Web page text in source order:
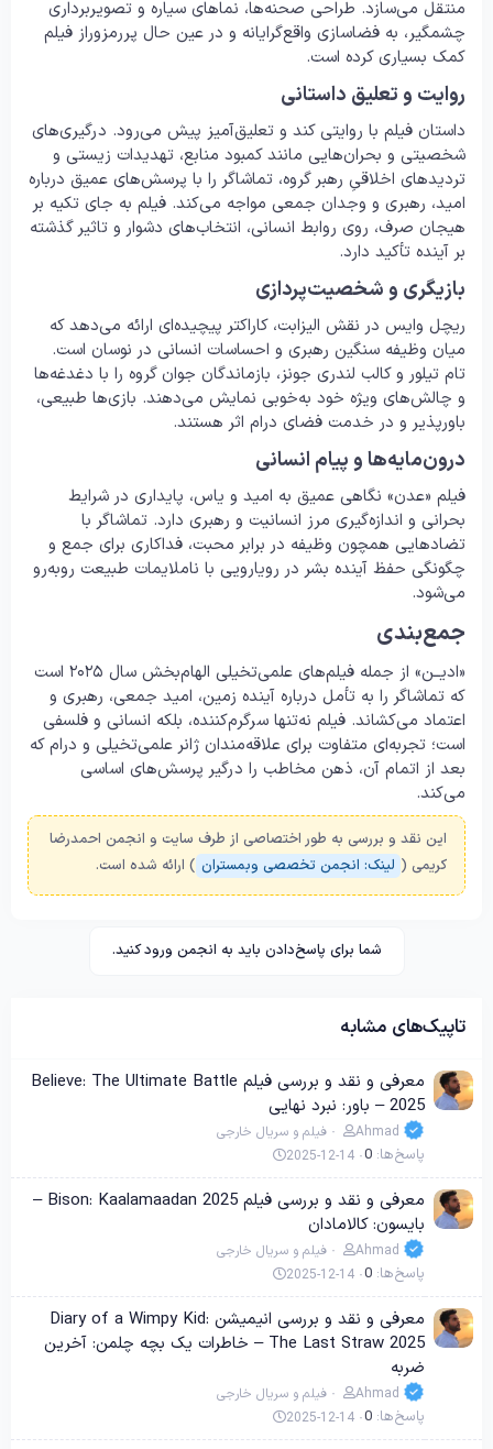
منتقل می‌سازد. طراحی صحنه‌ها، نماهای سیاره و تصویربرداری
چشمگیر، به فضاسازی واقع‌گرایانه و در عین حال پررمزوراز فیلم
کمک بسیاری کرده است.
روایت و تعلیق داستانی
داستان فیلم با روایتی کند و تعلیق‌آمیز پیش می‌رود. درگیری‌های
شخصیتی و بحران‌هایی مانند کمبود منابع، تهدیدات زیستی و
تردیدهای اخلاقیِ رهبر گروه، تماشاگر را با پرسش‌های عمیق درباره
امید، رهبری و وجدان جمعی مواجه می‌کند. فیلم به جای تکیه بر
هیجان صرف، روی روابط انسانی، انتخاب‌های دشوار و تاثیر گذشته
بر آینده تأکید دارد.
بازیگری و شخصیت‌پردازی
ریچل وایس در نقش الیزابت، کاراکتر پیچیده‌ای ارائه می‌دهد که
میان وظیفه سنگین رهبری و احساسات انسانی در نوسان است.
تام تیلور و کالب لندری جونز، بازماندگان جوان گروه را با دغدغه‌ها
و چالش‌های ویژه خود به‌خوبی نمایش می‌دهند. بازی‌ها طبیعی،
باورپذیر و در خدمت فضای درام اثر هستند.
درون‌مایه‌ها و پیام انسانی
فیلم «عدن» نگاهی عمیق به امید و یاس، پایداری در شرایط
بحرانی و اندازه‌گیری مرز انسانیت و رهبری دارد. تماشاگر با
تضادهایی همچون وظیفه در برابر محبت، فداکاری برای جمع و
چگونگی حفظ آینده بشر در رویارویی با ناملایمات طبیعت روبه‌رو
می‌شود.
جمع‌بندی
«ادیــن» از جمله فیلم‌های علمی‌تخیلی الهام‌بخش سال ۲۰۲۵ است
که تماشاگر را به تأمل درباره آینده زمین، امید جمعی، رهبری و
اعتماد می‌کشاند. فیلم نه‌تنها سرگرم‌کننده، بلکه انسانی و فلسفی
است؛ تجربه‌ای متفاوت برای علاقه‌مندان ژانر علمی‌تخیلی و درام که
بعد از اتمام آن، ذهن مخاطب را درگیر پرسش‌های اساسی
می‌کند.
این نقد و بررسی به طور اختصاصی از طرف سایت و انجمن احمدرضا
کریمی ( لینک: انجمن تخصصی وبمستران ) ارائه شده است.
شما برای پاسخ‌دادن باید به انجمن ورود کنید.
تاپیک‌های مشابه
معرفی و نقد و بررسی فیلم Believe: The Ultimate Battle
2025 – باور: نبرد نهایی
Ahmad فیلم و سریال خارجی
پاسخ‌ها 0
2025-12-14
معرفی و نقد و بررسی فیلم Bison: Kaalamaadan 2025 –
بایسون: کالامادان
Ahmad فیلم و سریال خارجی
پاسخ‌ها 0
2025-12-14
معرفی و نقد و بررسی انیمیشن Diary of a Wimpy Kid:
The Last Straw 2025 – خاطرات یک بچه چلمن: آخرین
ضربه
Ahmad فیلم و سریال خارجی
پاسخ‌ها 0
2025-12-14